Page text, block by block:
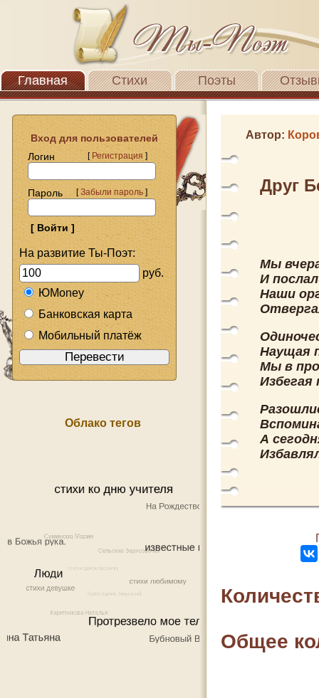
Главная Стихи Поэты
Вход для пользователей
Логин
[Регистрация]
Пароль [Забыли пароль]
На развитие Ты-Поэт:
руб.
ЮMoney
Банковская карта
Мобильный платёж
Облако тегов
Автор:
Друг
Мы
И
Наши
Наущая
Мы в
Избегая
А
Общее